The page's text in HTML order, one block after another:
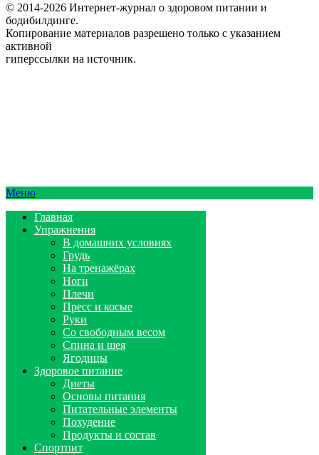
© 2014-2026 Интернет-журнал о здоровом питании и
бодибилдинге.
Копирование материалов разрешено только с указанием
активной
гиперссылки на источник.
Меню
Главная
Упражнения
В домашних условиях
Грудь
На тренажёрах
Ноги
Плечи
Пресс и косые
Руки
Со свободным весом
Спина и шея
Ягодицы
Здоровое питание
Диеты
Основы питания
Питательные элементы
Похудение
Продукты и состав
Спортпит